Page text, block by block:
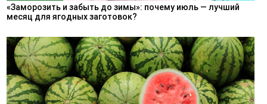
«Заморозить и забыть до зимы»: почему июль — лучший
месяц для ягодных заготовок?